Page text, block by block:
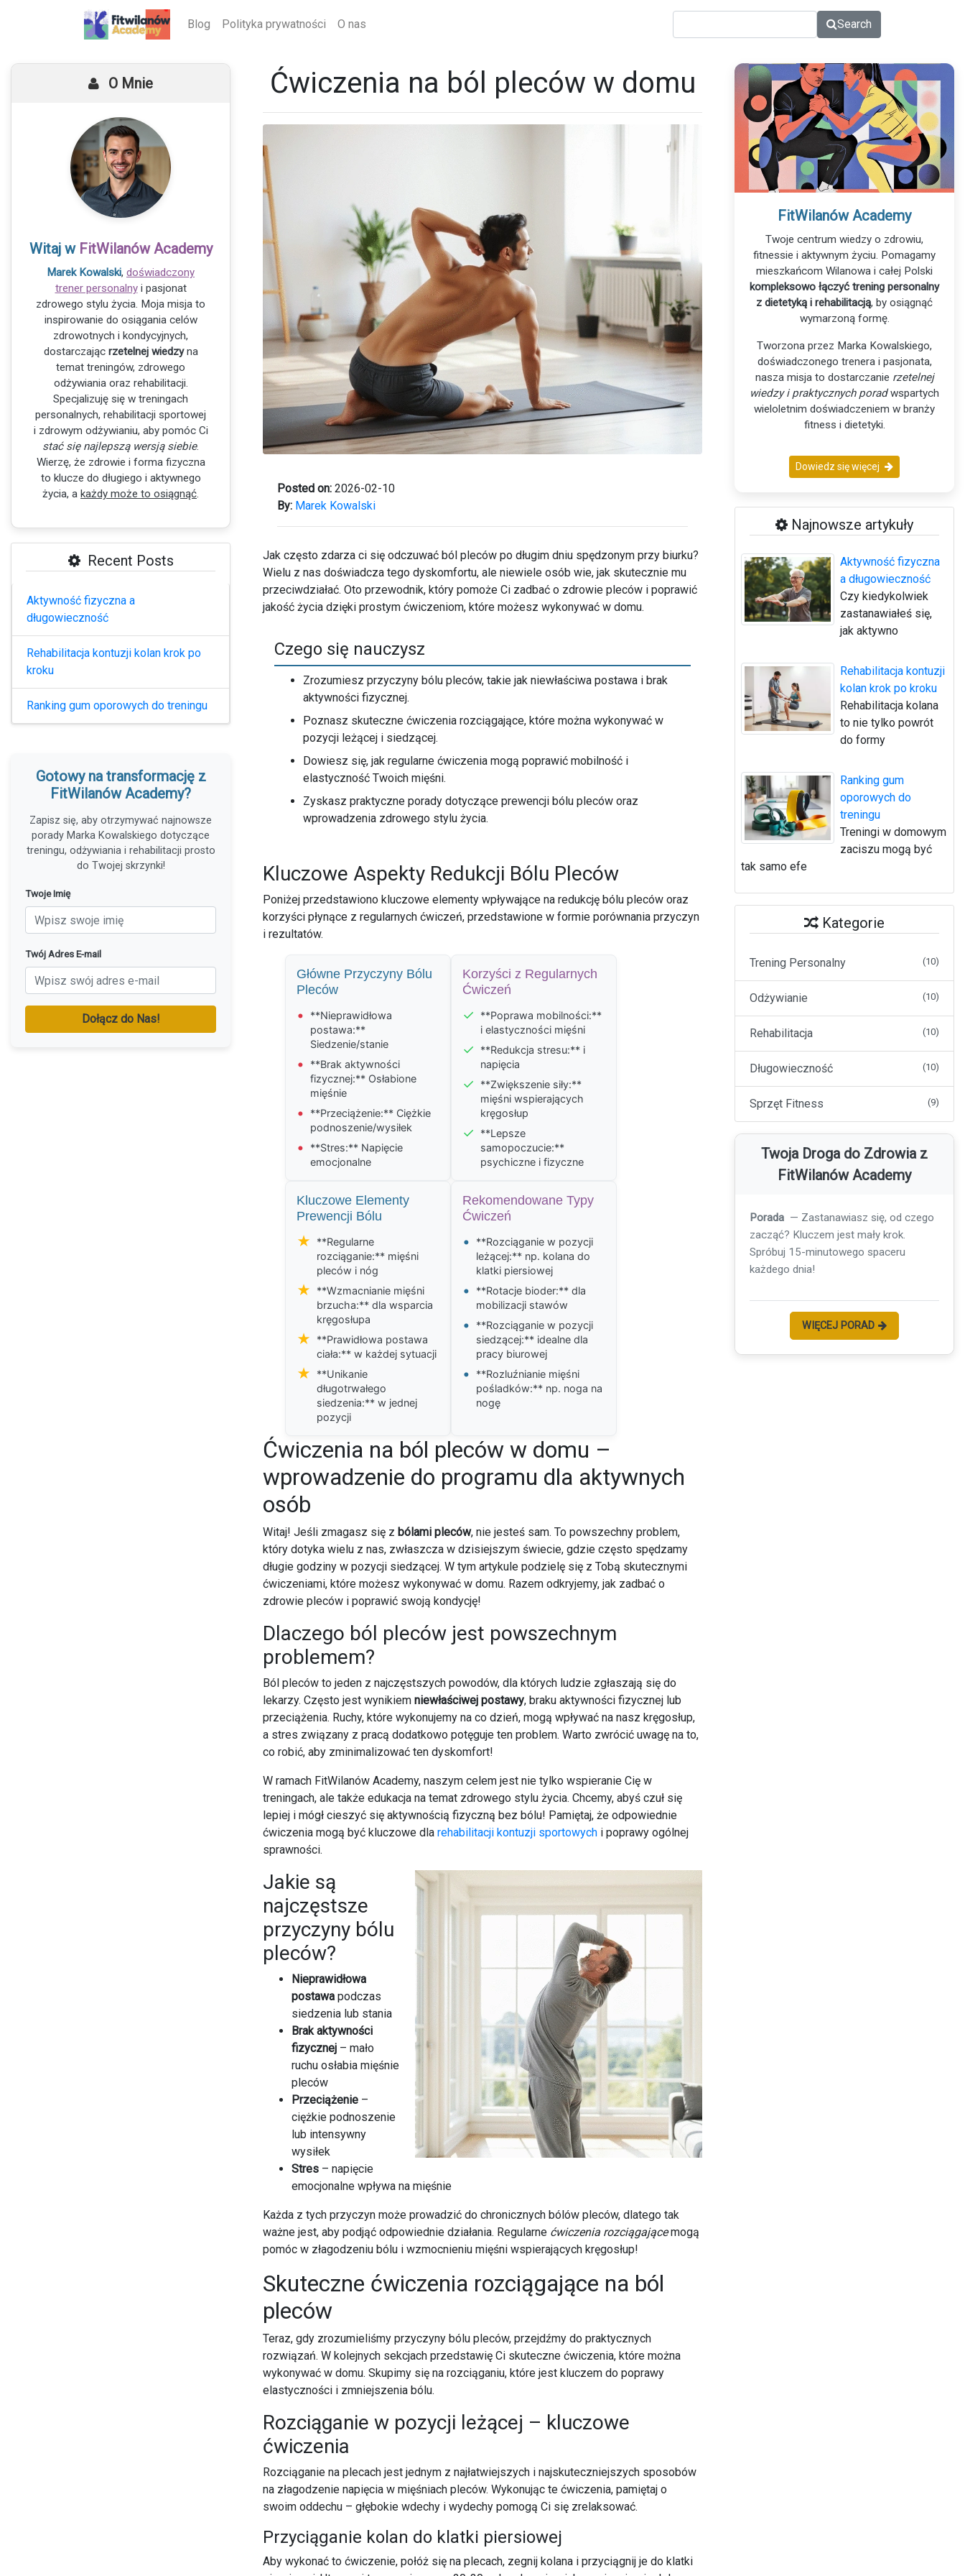
Blog Polityka prywatności O nas Search
O Mnie
Witaj w FitWilanów Academy
Marek Kowalski, doświadczony
trener personalnyi pasjonat
zdrowego stylu życia. Moja misja to
inspirowanie do osiągania celów
zdrowotnych i kondycyjnych,
dostarczając rzetelnej wiedzyna
temat treningów, zdrowego
odżywiania oraz rehabilitacji.
Specjalizuję się w treningach
personalnych, rehabilitacji sportowej
i zdrowym odżywianiu, aby pomóc Ci
stać się najlepszą wersją siebie.
Wierzę, że zdrowie i forma fizyczna
to klucze do długiego i aktywnego
życia, a każdy może to osiągnąć.
Recent Posts
Aktywność fizyczna a
długowieczność
Rehabilitacja kontuzji kolan krok po
kroku
Ranking gum oporowych do treningu
Gotowy na transformację z
FitWilanów Academy?
Zapisz się, aby otrzymywać najnowsze
porady Marka Kowalskiego dotyczące
treningu, odżywiania i rehabilitacji prosto
do Twojej skrzynki!
Twoje Imię
Twój Adres E-mail
Dołącz do Nas!
Ćwiczenia na ból pleców w domu
Posted on: 2026-02-10
By: Marek Kowalski
Jak często zdarza ci się odczuwać ból pleców po długim dniu spędzonym przy biurku?
Wielu z nas doświadcza tego dyskomfortu, ale niewiele osób wie, jak skutecznie mu
przeciwdziałać. Oto przewodnik, który pomoże Ci zadbać o zdrowie pleców i poprawić
jakość życia dzięki prostym ćwiczeniom, które możesz wykonywać w domu.
Czego się nauczysz
Zrozumiesz przyczyny bólu pleców, takie jak niewłaściwa postawa i brak
aktywności fizycznej.
Poznasz skuteczne ćwiczenia rozciągające, które można wykonywać w
pozycji leżącej i siedzącej.
Dowiesz się, jak regularne ćwiczenia mogą poprawić mobilność i
elastyczność Twoich mięśni.
Zyskasz praktyczne porady dotyczące prewencji bólu pleców oraz
wprowadzenia zdrowego stylu życia.
Kluczowe Aspekty Redukcji Bólu Pleców
Poniżej przedstawiono kluczowe elementy wpływające na redukcję bólu pleców oraz
korzyści płynące z regularnych ćwiczeń, przedstawione w formie porównania przyczyn
i rezultatów.
Główne Przyczyny Bólu
Pleców
•
**Nieprawidłowa
postawa:**
Siedzenie/stanie
•
**Brak aktywności
fizycznej:** Osłabione
mięśnie
•
**Przeciążenie:** Ciężkie
podnoszenie/wysiłek
•
**Stres:** Napięcie
emocjonalne
Korzyści z Regularnych
Ćwiczeń
✓
**Poprawa mobilności:**
i elastyczności mięśni
✓
**Redukcja stresu:** i
napięcia
✓
**Zwiększenie siły:**
mięśni wspierających
kręgosłup
✓
**Lepsze
samopoczucie:**
psychiczne i fizyczne
Kluczowe Elementy
Prewencji Bólu
★
**Regularne
rozciąganie:** mięśni
pleców i nóg
★
**Wzmacnianie mięśni
brzucha:** dla wsparcia
kręgosłupa
★
**Prawidłowa postawa
ciała:** w każdej sytuacji
★
**Unikanie
długotrwałego
siedzenia:** w jednej
pozycji
Rekomendowane Typy
Ćwiczeń
•
**Rozciąganie w pozycji
leżącej:** np. kolana do
klatki piersiowej
•
**Rotacje bioder:** dla
mobilizacji stawów
•
**Rozciąganie w pozycji
siedzącej:** idealne dla
pracy biurowej
•
**Rozluźnianie mięśni
pośladków:** np. noga na
nogę
Ćwiczenia na ból pleców w domu –
wprowadzenie do programu dla aktywnych
osób
Witaj! Jeśli zmagasz się z bólami pleców, nie jesteś sam. To powszechny problem,
który dotyka wielu z nas, zwłaszcza w dzisiejszym świecie, gdzie często spędzamy
długie godziny w pozycji siedzącej. W tym artykule podzielę się z Tobą skutecznymi
ćwiczeniami, które możesz wykonywać w domu. Razem odkryjemy, jak zadbać o
zdrowie pleców i poprawić swoją kondycję!
Dlaczego ból pleców jest powszechnym
problemem?
Ból pleców to jeden z najczęstszych powodów, dla których ludzie zgłaszają się do
lekarzy. Często jest wynikiem niewłaściwej postawy, braku aktywności fizycznej lub
przeciążenia. Ruchy, które wykonujemy na co dzień, mogą wpływać na nasz kręgosłup,
a stres związany z pracą dodatkowo potęguje ten problem. Warto zwrócić uwagę na to,
co robić, aby zminimalizować ten dyskomfort!
W ramach FitWilanów Academy, naszym celem jest nie tylko wspieranie Cię w
treningach, ale także edukacja na temat zdrowego stylu życia. Chcemy, abyś czuł się
lepiej i mógł cieszyć się aktywnością fizyczną bez bólu! Pamiętaj, że odpowiednie
ćwiczenia mogą być kluczowe dla rehabilitacji kontuzji sportowych i poprawy ogólnej
sprawności.
Jakie są
najczęstsze
przyczyny bólu
pleców?
Nieprawidłowa
postawa podczas
siedzenia lub stania
Brak aktywności
fizycznej – mało
ruchu osłabia mięśnie
pleców
Przeciążenie –
ciężkie podnoszenie
lub intensywny
wysiłek
Stres – napięcie
emocjonalne wpływa na mięśnie
Każda z tych przyczyn może prowadzić do chronicznych bólów pleców, dlatego tak
ważne jest, aby podjąć odpowiednie działania. Regularne ćwiczenia rozciągającemogą
pomóc w złagodzeniu bólu i wzmocnieniu mięśni wspierających kręgosłup!
Skuteczne ćwiczenia rozciągające na ból
pleców
Teraz, gdy zrozumieliśmy przyczyny bólu pleców, przejdźmy do praktycznych
rozwiązań. W kolejnych sekcjach przedstawię Ci skuteczne ćwiczenia, które można
wykonywać w domu. Skupimy się na rozciąganiu, które jest kluczem do poprawy
elastyczności i zmniejszenia bólu.
Rozciąganie w pozycji leżącej – kluczowe
ćwiczenia
Rozciąganie na plecach jest jednym z najłatwiejszych i najskuteczniejszych sposobów
na złagodzenie napięcia w mięśniach pleców. Wykonując te ćwiczenia, pamiętaj o
swoim oddechu – głębokie wdechy i wydechy pomogą Ci się zrelaksować.
Przyciąganie kolan do klatki piersiowej
Aby wykonać to ćwiczenie, połóż się na plecach, zegnij kolana i przyciągnij je do klatki
FitWilanów Academy
Twoje centrum wiedzy o zdrowiu,
fitnessie i aktywnym życiu. Pomagamy
mieszkańcom Wilanowa i całej Polski
kompleksowo łączyć trening personalny
z dietetyką i rehabilitacją, by osiągnąć
wymarzoną formę.
Tworzona przez Marka Kowalskiego,
doświadczonego trenera i pasjonata,
nasza misja to dostarczanie rzetelnej
wiedzy i praktycznych poradwspartych
wieloletnim doświadczeniem w branży
fitness i dietetyki.
Dowiedz się więcej
Najnowsze artykuły
Aktywność fizyczna
a długowieczność
Czy kiedykolwiek
zastanawiałeś się,
jak aktywno
Rehabilitacja kontuzji
kolan krok po kroku
Rehabilitacja kolana
to nie tylko powrót
do formy
Ranking gum
oporowych do
treningu
Treningi w domowym
zaciszu mogą być
tak samo efe
Kategorie
Trening Personalny (10)
Odżywianie (10)
Rehabilitacja (10)
Długowieczność (10)
Sprzęt Fitness (9)
Twoja Droga do Zdrowia z
FitWilanów Academy
Porada — Pamiętaj o nawodnieniu!
Wypij szklankę wody przed każdym
posiłkiem, aby wspierać trawienie i
metabolizm.
WIĘCEJ PORAD